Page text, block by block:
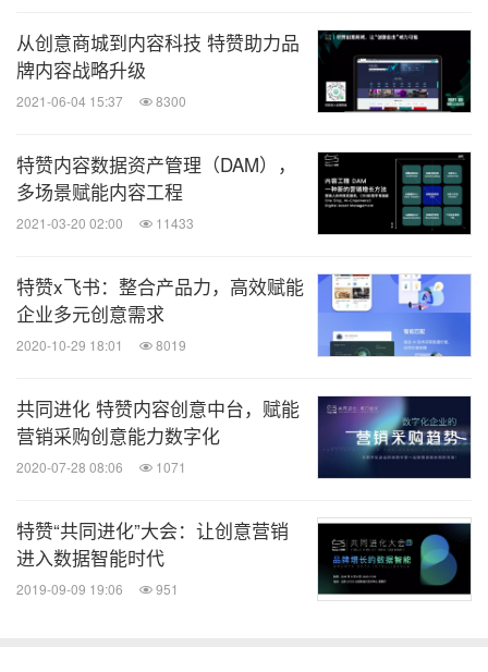
展资深总监任远，霍尼韦尔高级总监罗兆雄，宝沃汽
车集团营销公司市场部总监霍静，线性资本创始人及
业场景出发，重点分享了企业在数据沉淀、管理、调
用过程中的实践，并探讨了数据智能产品对于企业数
字化转型的重大意义。
科技赋能想象力 -- 共同进化：特赞战略发布会
从创意商城到内容科技 特赞助力品
牌内容战略升级
2021-06-04 15:37 8300
特赞内容数据资产管理（DAM），
多场景赋能内容工程
2021-03-20 02:00 11433
特赞x飞书：整合产品力，高效赋能
企业多元创意需求
2020-10-29 18:01 8019
共同进化 特赞内容创意中台，赋能
营销采购创意能力数字化
2020-07-28 08:06 1071
特赞“共同进化”大会：让创意营销
进入数据智能时代
2019-09-09 19:06 951